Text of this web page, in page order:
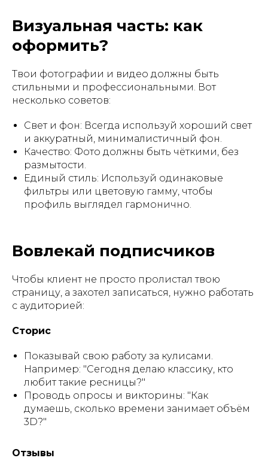
Визуальная часть: как
оформить?
Твои фотографии и видео должны быть
стильными и профессиональными. Вот
несколько советов:
Свет и фон: Всегда используй хороший свет
и аккуратный, минималистичный фон.
Качество: Фото должны быть чёткими, без
размытости.
Единый стиль: Используй одинаковые
фильтры или цветовую гамму, чтобы
профиль выглядел гармонично.
Вовлекай подписчиков
Чтобы клиент не просто пролистал твою
страницу, а захотел записаться, нужно работать
с аудиторией:
Сторис
Показывай свою работу за кулисами.
Например: "Сегодня делаю классику, кто
любит такие ресницы?"
Проводь опросы и викторины: "Как
думаешь, сколько времени занимает объём
3D?"
Отзывы